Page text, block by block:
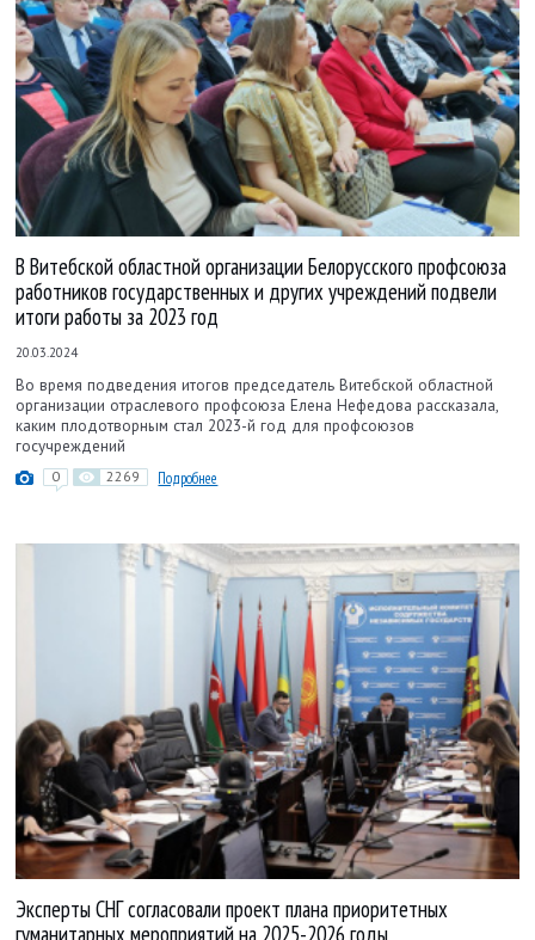
В Витебской областной организации Белорусского профсоюза
работников государственных и других учреждений подвели
итоги работы за 2023 год
20.03.2024
Во время подведения итогов председатель Витебской областной
организации отраслевого профсоюза Елена Нефедова рассказала,
каким плодотворным стал 2023-й год для профсоюзов
госучреждений
0 2269 Подробнее
Эксперты СНГ согласовали проект плана приоритетных
гуманитарных мероприятий на 2025-2026 годы